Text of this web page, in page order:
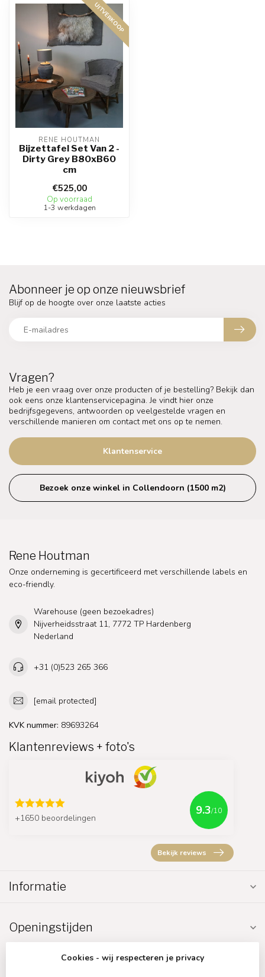
UITVERKOOP
RENE HOUTMAN
Bijzettafel Set Van 2 -
Dirty Grey B80xB60
cm
€525,00
Op voorraad
1-3 werkdagen
Vragen?
Heb je een vraag over onze producten of je bestelling? Bekijk dan
ook eens onze klantenservicepagina. Je vindt hier onze
bedrijfsgegevens, antwoorden op veelgestelde vragen en
verschillende manieren om contact met ons op te nemen.
Klantenservice
Bezoek onze winkel in Collendoorn (1500 m2)
Abonneer je op onze nieuwsbrief
Blijf op de hoogte over onze laatste acties
Rene Houtman
Onze onderneming is gecertificeerd met verschillende labels en
eco-friendly.
Warehouse (geen bezoekadres)
Nijverheidsstraat 11, 7772 TP Hardenberg
Nederland
+31 (0)523 265 366
[email protected]
KVK nummer: 89693264
Klantenreviews + foto's
+1650 beoordelingen
9.3/10
Bekijk reviews
Informatie
Openingstijden
Cookies - wij respecteren je privacy